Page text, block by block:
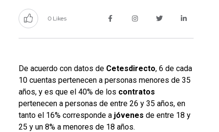
0 Likes
De acuerdo con datos de Cetesdirecto, 6 de cada
10 cuentas pertenecen a personas menores de 35
años, y es que el 40% de los contratos
pertenecen a personas de entre 26 y 35 años, en
tanto el 16% corresponde a jóvenes de entre 18 y
25 y un 8% a menores de 18 años.